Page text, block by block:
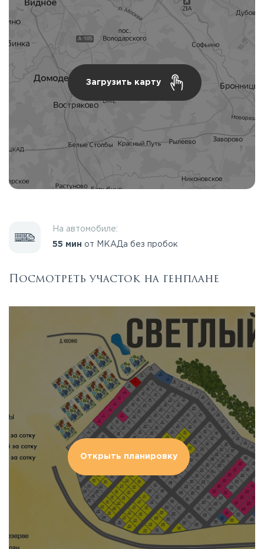
Загрузить карту
На автомобиле:
55 мин от МКАДа без пробок
Посмотреть участок на генплане
Открыть планировку